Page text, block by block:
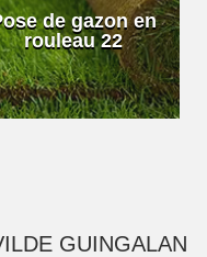
de gazon en
rouleau 22
GUINGALAN